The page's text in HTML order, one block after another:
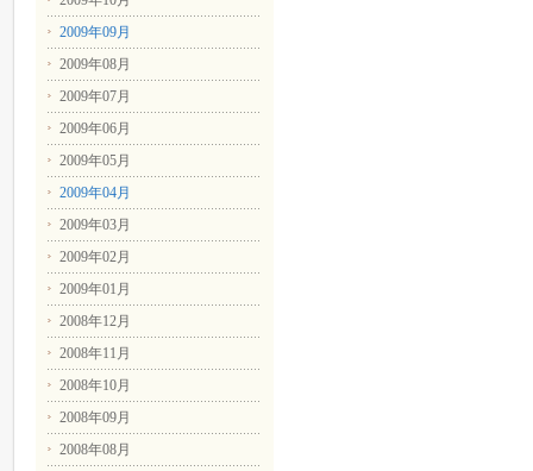
2009年09月
2009年08月
2009年07月
2009年06月
2009年05月
2009年04月
2009年03月
2009年02月
2009年01月
2008年12月
2008年11月
2008年10月
2008年09月
2008年08月